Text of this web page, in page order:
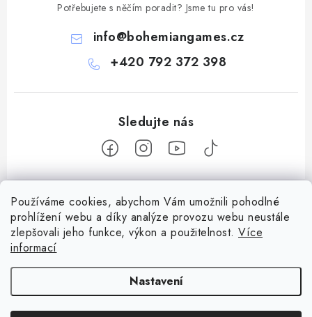
Používáme cookies, abychom Vám umožnili pohodlné
prohlížení webu a díky analýze provozu webu neustále
zlepšovali jeho funkce, výkon a použitelnost. Více
informací
Nastavení
Potřebujete s něčím poradit? Jsme tu pro vás!
info@bohemiangames.cz
+420 792 372 398
Z
Informace pro vás
Obchodní podmínky
Doprava a platba
Podmínky ochrany osobních údajů
Facebook